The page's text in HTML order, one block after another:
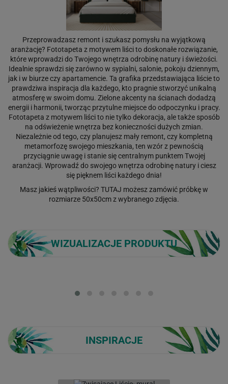
Przeprowadzasz remont i szukasz pomysłu na wyjątkową
aranżację? Fototapeta z motywem liści to doskonałe rozwiązanie,
które wprowadzi do Twojego wnętrza odrobinę natury i świeżości.
Idealnie sprawdzi się zarówno w sypialni, salonie, pokoju dziennym,
jak i w biurze czy apartamencie. Ta grafika przedstawiająca liście to
prawdziwa inspiracja dla każdego, kto pragnie stworzyć unikalną
atmosferę w swoim domu. Zielone akcenty na ścianach dodadzą
energii i harmonii, tworząc przytulne miejsce do odpoczynku i pracy.
Fototapeta z motywem liści to nie tylko dekoracja, ale także sposób
na odświeżenie wnętrza bez konieczności dużych zmian.
Niezależnie od tego, czy planujesz mały remont, czy kompletną
metamorfozę swojego mieszkania, ten wzór z pewnością
przyciągnie uwagę i stanie się centralnym punktem Twojej
aranżacji. Wprowadź do swojego wnętrza odrobinę natury i ciesz
się pięknem liści każdego dnia!
Masz jakieś wątpliwości? TUTAJ możesz zamówić próbkę w
rozmiarze 50x50cm z wybranego zdjęcia.
WIZUALIZACJE PRODUKTU
INSPIRACJE